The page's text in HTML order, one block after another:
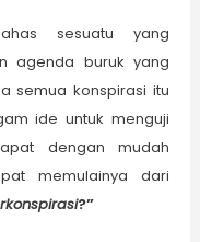
sesuatu yang
agenda buruk yang
semua konspirasi itu
ide untuk menguji
dengan mudah
memulainya dari
?”